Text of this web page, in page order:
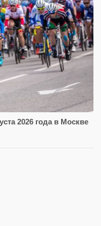
2026 года в Москве